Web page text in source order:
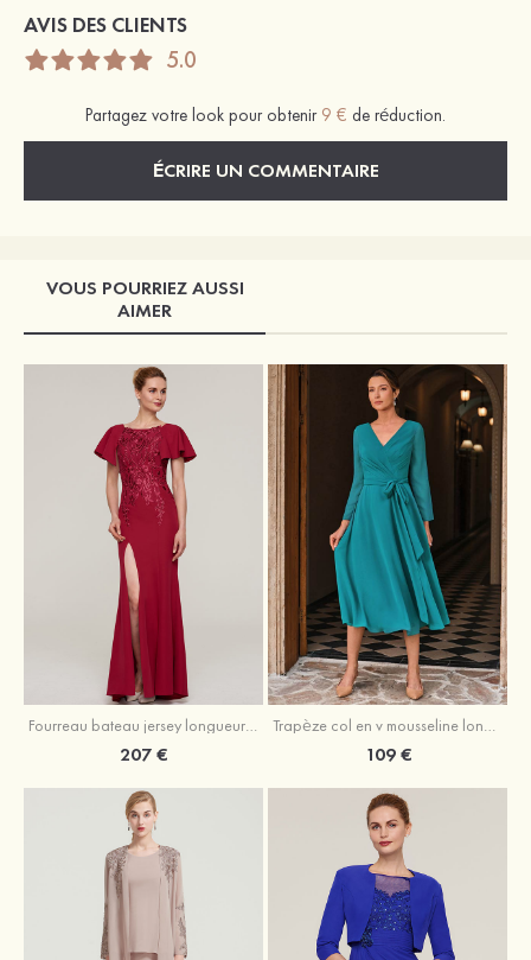
AVIS DES CLIENTS
5.0
Partagez votre look pour obtenir 9 € de réduction.
ÉCRIRE UN COMMENTAIRE
VOUS POURRIEZ AUSSI
AIMER
207 € 109 €